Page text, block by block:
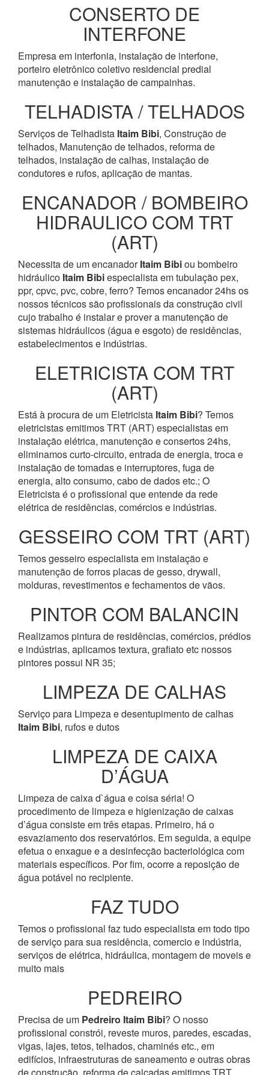
CONSERTO DE
INTERFONE
Empresa em interfonia, instalação de interfone,
porteiro eletrônico coletivo residencial predial
manutenção e instalação de campainhas.
TELHADISTA / TELHADOS
Serviços de Telhadista Itaim Bibi, Construção de
telhados, Manutenção de telhados, reforma de
telhados, instalação de calhas, instalação de
condutores e rufos, aplicação de mantas.
ENCANADOR / BOMBEIRO
HIDRAULICO COM TRT
(ART)
Necessita de um encanadorItaim Bibiou bombeiro
hidráulico Itaim Bibiespecialista em tubulação pex,
ppr, cpvc, pvc, cobre, ferro? Temos encanador 24hs os
nossos técnicos são profissionais da construção civil
cujo trabalho é instalar e prover a manutenção de
sistemas hidráulicos (água e esgoto) de residências,
estabelecimentos e indústrias.
ELETRICISTA COM TRT
(ART)
Está à procura de um Eletricista Itaim Bibi? Temos
eletricistas emitimos TRT (ART) especialistas em
instalação elétrica, manutenção e consertos 24hs,
eliminamos curto-circuito, entrada de energia, troca e
instalação de tomadas e interruptores, fuga de
energia, alto consumo, cabo de dados etc.; O
Eletricista é o profissional que entende da rede
elétrica de residências, comércios e indústrias.
GESSEIRO COM TRT (ART)
Temos gesseiro especialista em instalação e
manutenção de forros placas de gesso, drywall,
molduras, revestimentos e fechamentos de vãos.
PINTOR COM BALANCIN
Realizamos pintura de residências, comércios, prédios
e indústrias, aplicamos textura, grafiato etc nossos
pintores possui NR 35;
LIMPEZA DE CALHAS
Serviço para Limpeza e desentupimento de calhas
Itaim Bibi, rufos e dutos
LIMPEZA DE CAIXA
D’ÁGUA
Limpeza de caixa d`água e coisa séria! O
procedimento de limpeza e higienização de caixas
d’água consiste em três etapas. Primeiro, há o
esvaziamento dos reservatórios. Em seguida, a equipe
efetua o enxague e a desinfecção bacteriológica com
materiais específicos. Por fim, ocorre a reposição de
água potável no recipiente.
FAZ TUDO
Temos o profissional faz tudo especialista em todo tipo
de serviço para sua residência, comercio e indústria,
serviços de elétrica, hidráulica, montagem de moveis e
muito mais
PEDREIRO
Precisa de um Pedreiro Itaim Bibi? O nosso
profissional constrói, reveste muros, paredes, escadas,
vigas, lajes, tetos, telhados, chaminés etc., em
edifícios, infraestruturas de saneamento e outras obras